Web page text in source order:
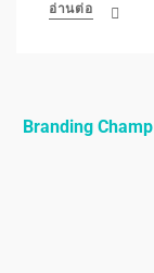
อ่านต่อ
Branding Champ